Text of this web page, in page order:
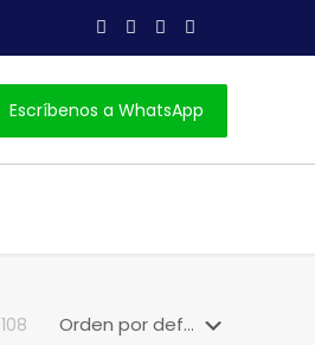
Escríbenos a WhatsApp
108